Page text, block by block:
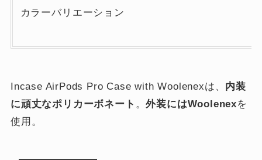
カラーバリエーション
Incase AirPods Pro Case with Woolenexは、 内装
に頑丈なポリカーボネート 。外装にはWoolenexを
使用。